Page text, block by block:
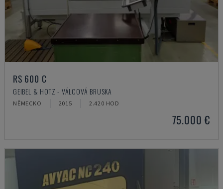
RS 600 C
GEIBEL & HOTZ - VÁLCOVÁ BRUSKA
NĚMECKO 2015 2.420 HOD
75.000 €